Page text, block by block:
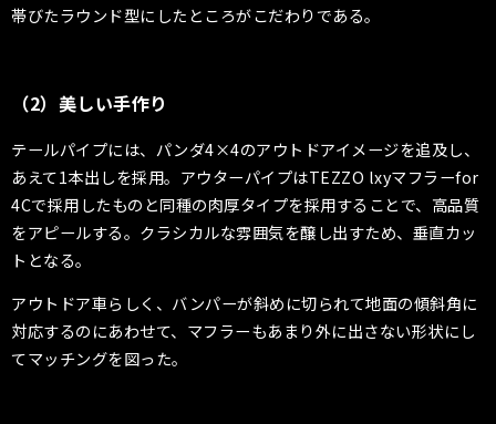
帯びたラウンド型にしたところがこだわりである。
（2）美しい手作り
テールパイプには、パンダ4×4のアウトドアイメージを追及し、
あえて1本出しを採用。アウターパイプはTEZZO lxyマフラーfor
4Cで採用したものと同種の肉厚タイプを採用することで、高品質
をアピールする。クラシカルな雰囲気を醸し出すため、垂直カッ
トとなる。
アウトドア車らしく、バンパーが斜めに切られて地面の傾斜角に
対応するのにあわせて、マフラーもあまり外に出さない形状にし
てマッチングを図った。